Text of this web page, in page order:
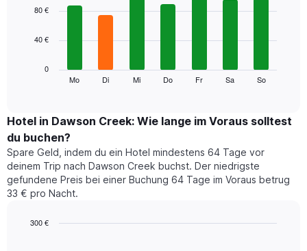
die
Monate
hat
1
Y-
Achse,
die
den
durchschnittlichen
anzeigt.
chart
bars.
den
durchschnittlichen
Preis
eines
Zimmers
für
den
Wochentag.
Mo Di Mi Do Fr Sa So
0
40 €
80 €
Hotel in Dawson Creek: Wie lange im Voraus solltest
du buchen?
Spare Geld, indem du ein Hotel mindestens 64 Tage vor
deinem Trip nach Dawson Creek buchst. Der niedrigste
gefundene Preis bei einer Buchung 64 Tage im Voraus betrug
33 € pro Nacht.
300 €